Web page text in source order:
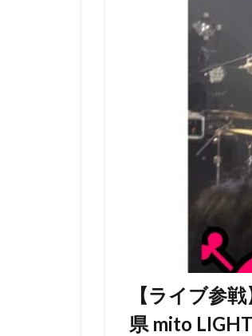
【ライブ参
県 mito